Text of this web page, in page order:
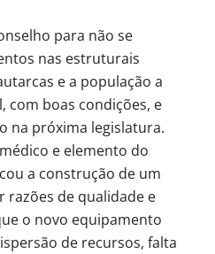
para não se
nas estruturais
e a população a
boas condições, e
na próxima legislatura.
e elemento do
a construção de um
razões de qualidade e
o novo equipamento
de recursos, falta